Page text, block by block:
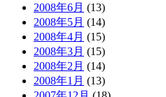
2008年6月 (13)
2008年5月 (14)
2008年4月 (15)
2008年3月 (15)
2008年2月 (14)
2008年1月 (13)